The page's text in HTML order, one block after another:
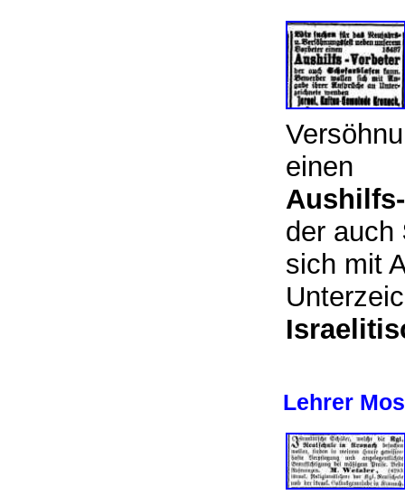
einen
der auch
sich mit
Lehrer